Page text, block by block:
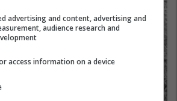
advertising and content, advertising and
audience research and
access information on a device